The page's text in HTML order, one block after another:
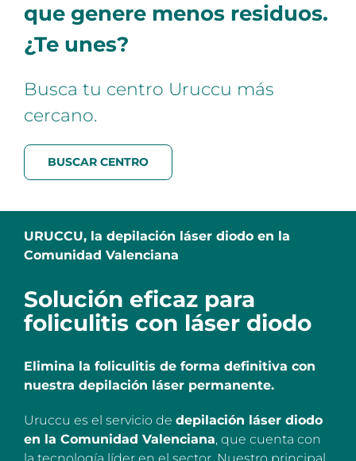
que genere menos residuos.
¿Te unes?
Busca tu centro Uruccu más
cercano.
BUSCAR CENTRO
URUCCU, la depilación láser diodo en la
Comunidad Valenciana
Solución eficaz para
foliculitis con láser diodo
Elimina la foliculitis de forma definitiva con
nuestra depilación láser permanente.
Uruccu es el servicio de depilación láser diodo
en la Comunidad Valenciana, que cuenta con